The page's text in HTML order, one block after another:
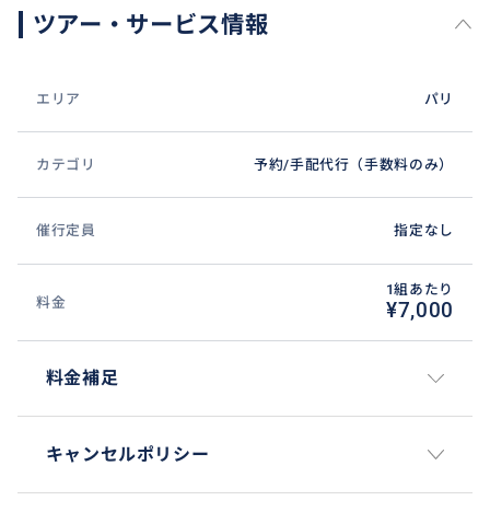
アテンド日以外、同行のみをご希望の場合は
お受けするのが難しくなりますが
m(__)m
ツアー・サービス情報
エリア パリ
カテゴリ 予約/手配代行（手数料のみ）
催行定員 指定なし
料金
1組あたり
¥7,000
料金補足
キャンセルポリシー